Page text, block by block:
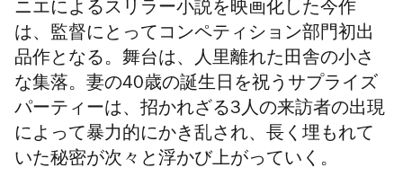
ニエによるスリラー小説を映画化した今作
は、監督にとってコンペティション部門初出
品作となる。舞台は、人里離れた田舎の小さ
な集落。妻の40歳の誕生日を祝うサプライズ
パーティーは、招かれざる3人の来訪者の出現
によって暴力的にかき乱され、長く埋もれて
いた秘密が次々と浮かび上がっていく。